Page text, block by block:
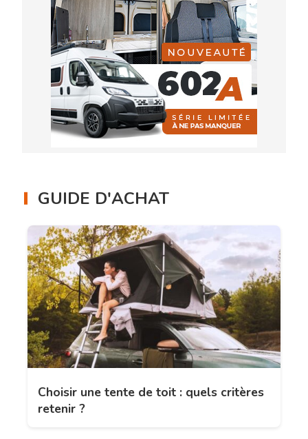
GUIDE D'ACHAT
Choisir une tente de toit : quels critères
retenir ?